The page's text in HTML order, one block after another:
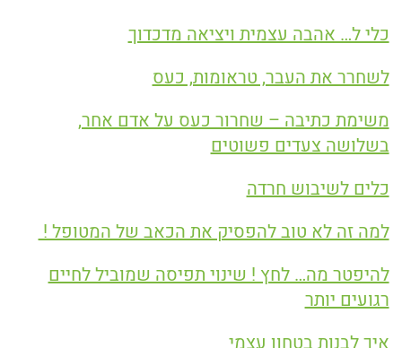
כלי ל… אהבה עצמית ויציאה מדכדוך
לשחרר את העבר, טראומות, כעס
משימת כתיבה – שחרור כעס על אדם אחר,
בשלושה צעדים פשוטים
כלים לשיבוש חרדה
למה זה לא טוב להפסיק את הכאב של המטופל !
להיפטר מה… לחץ ! שינוי תפיסה שמוביל לחיים
רגועים יותר